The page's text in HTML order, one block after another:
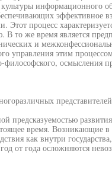
информационного
эффективное
Этот процесс
то же время является
и
управления этим
философского, осмысления
представителей
предсказуемостью
время. Возникающие в
как внутри
от года осложняются